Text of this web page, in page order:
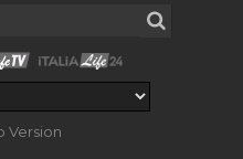
Version